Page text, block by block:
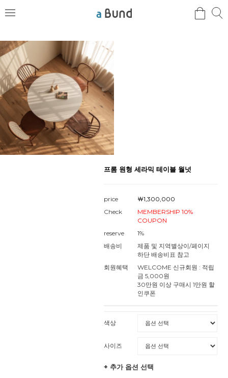
메
검
프롬 원형 세라믹 테이블 월넛
price
￦1,300,000
Check
MEMBERSHIP 10%
COUPON
reserve
1%
배송비
제품 및 지역별상이/페이지
하단 배송비표 참고
회원혜택
WELCOME 신규회원 : 적립
금 5,000원
30만원 이상 구매시 1만원 할
인쿠폰
색상
사이즈
+ 추가 옵션 선택